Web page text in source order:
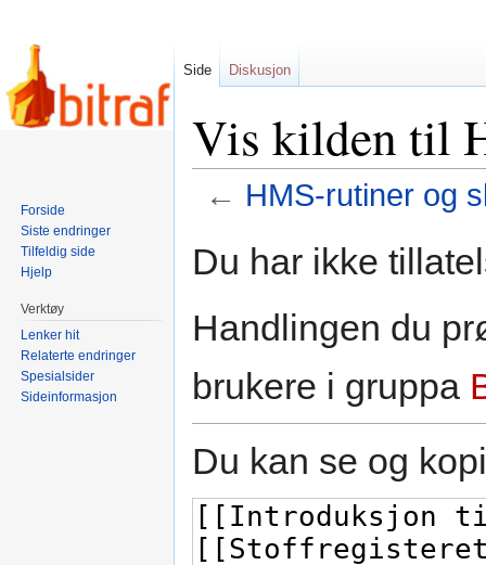
Vis kilden til
← HMS-rutiner og
Du har ikke
Handlingen du
brukere i gruppa
Du kan se og
Side Diskusjon
Forside
Siste endringer
Tilfeldig side
Hjelp
Verktøy
Lenker hit
Relaterte endringer
Spesialsider
Sideinformasjon